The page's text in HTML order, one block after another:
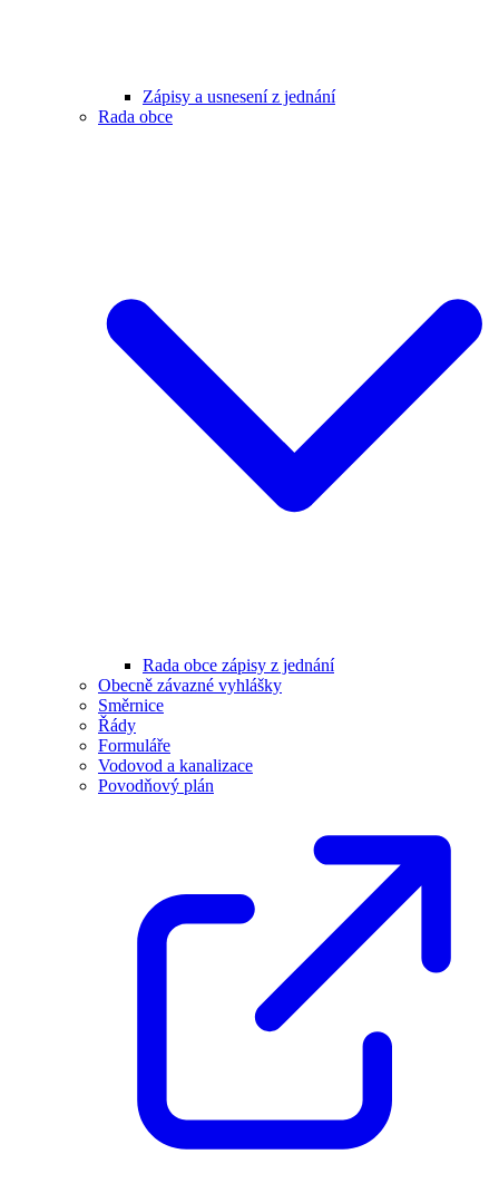
Zápisy a usnesení z jednání
Rada obce
Rada obce zápisy z jednání
Obecně závazné vyhlášky
Směrnice
Řády
Formuláře
Vodovod a kanalizace
Povodňový plán